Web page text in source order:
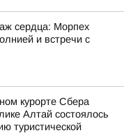
сердца: Морпех
и встречи с
курорте Сбера
Алтай состоялось
туристической